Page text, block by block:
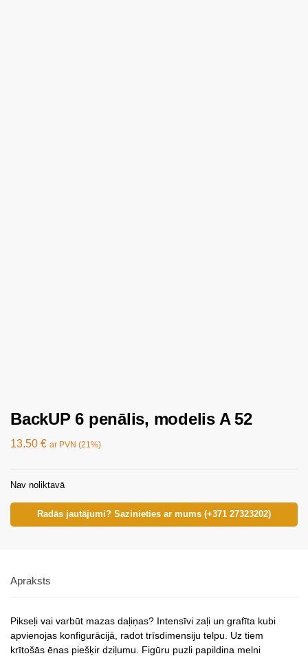
BackUP 6 penālis, modelis A 52
13.50 € ar PVN (21%)
Nav noliktavā
Radās jautājumi? Sazinieties ar mums (+371 27323202)
Apraksts
Pikseļi vai varbūt mazas daļiņas? Intensīvi zaļi un grafīta kubi
apvienojas konfigurācijā, radot trīsdimensiju telpu. Uz tiem
krītošās ēnas piešķir dziļumu. Figūru puzli papildina melni